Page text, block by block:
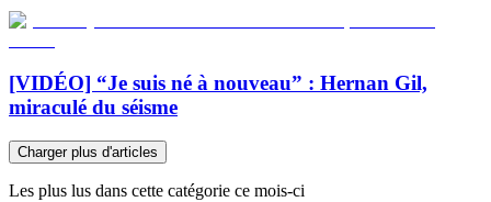
[VIDÉO] “Je suis né à nouveau” : Hernan Gil,
miraculé du séisme
Charger plus d'articles
Les plus lus dans cette catégorie ce mois-ci